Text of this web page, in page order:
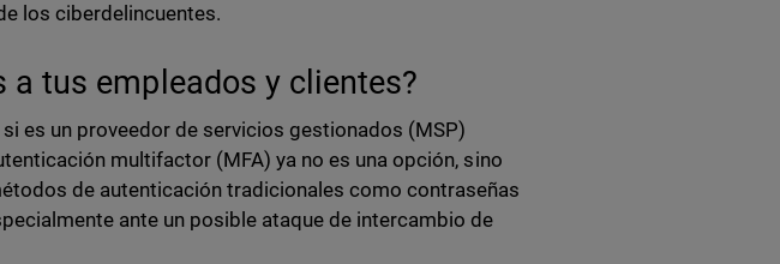
los ciberdelincuentes.
a tus empleados y clientes?
es un proveedor de servicios gestionados (MSP)
multifactor (MFA) ya no es una opción, sino
de autenticación tradicionales como contraseñas
ante un posible ataque de intercambio de